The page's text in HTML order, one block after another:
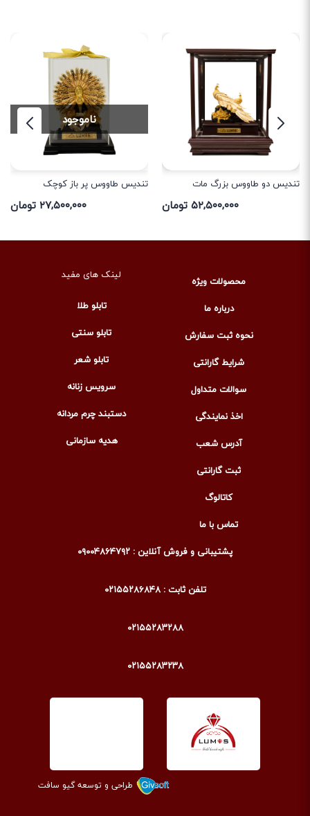
تندیس دو طاووس بزرگ مات
۵۲,۵۰۰,۰۰۰ تومان
تندیس طاووس پر باز کوچک
۲۷,۵۰۰,۰۰۰ تومان
ناموجود
محصولات ویژه
درباره ما
نحوه ثبت سفارش
شرایط گارانتی
سوالات متداول
اخذ نمایندگی
آدرس شعب
ثبت گارانتی
کاتالوگ
تماس با ما
لینک های مفید
تابلو طلا
تابلو سنتی
تابلو شعر
سرویس زنانه
دستبند چرم مردانه
هدیه سازمانی
پشتیبانی و فروش آنلاین : ۰۹۰۰۴۸۶۴۷۹۲
تلفن ثابت : ۰۲۱۵۵۲۸۶۸۴۸
۰۲۱۵۵۲۸۳۲۸۸
۰۲۱۵۵۲۸۳۲۳۸
طراحی و توسعه گیو سافت